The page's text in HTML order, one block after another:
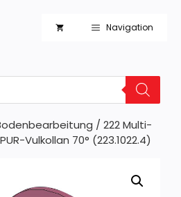
Navigation
/ 222 Multi-
Vulkollan 70° (223.1022.4)